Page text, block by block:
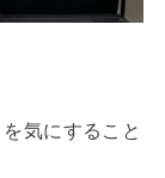
気にすること